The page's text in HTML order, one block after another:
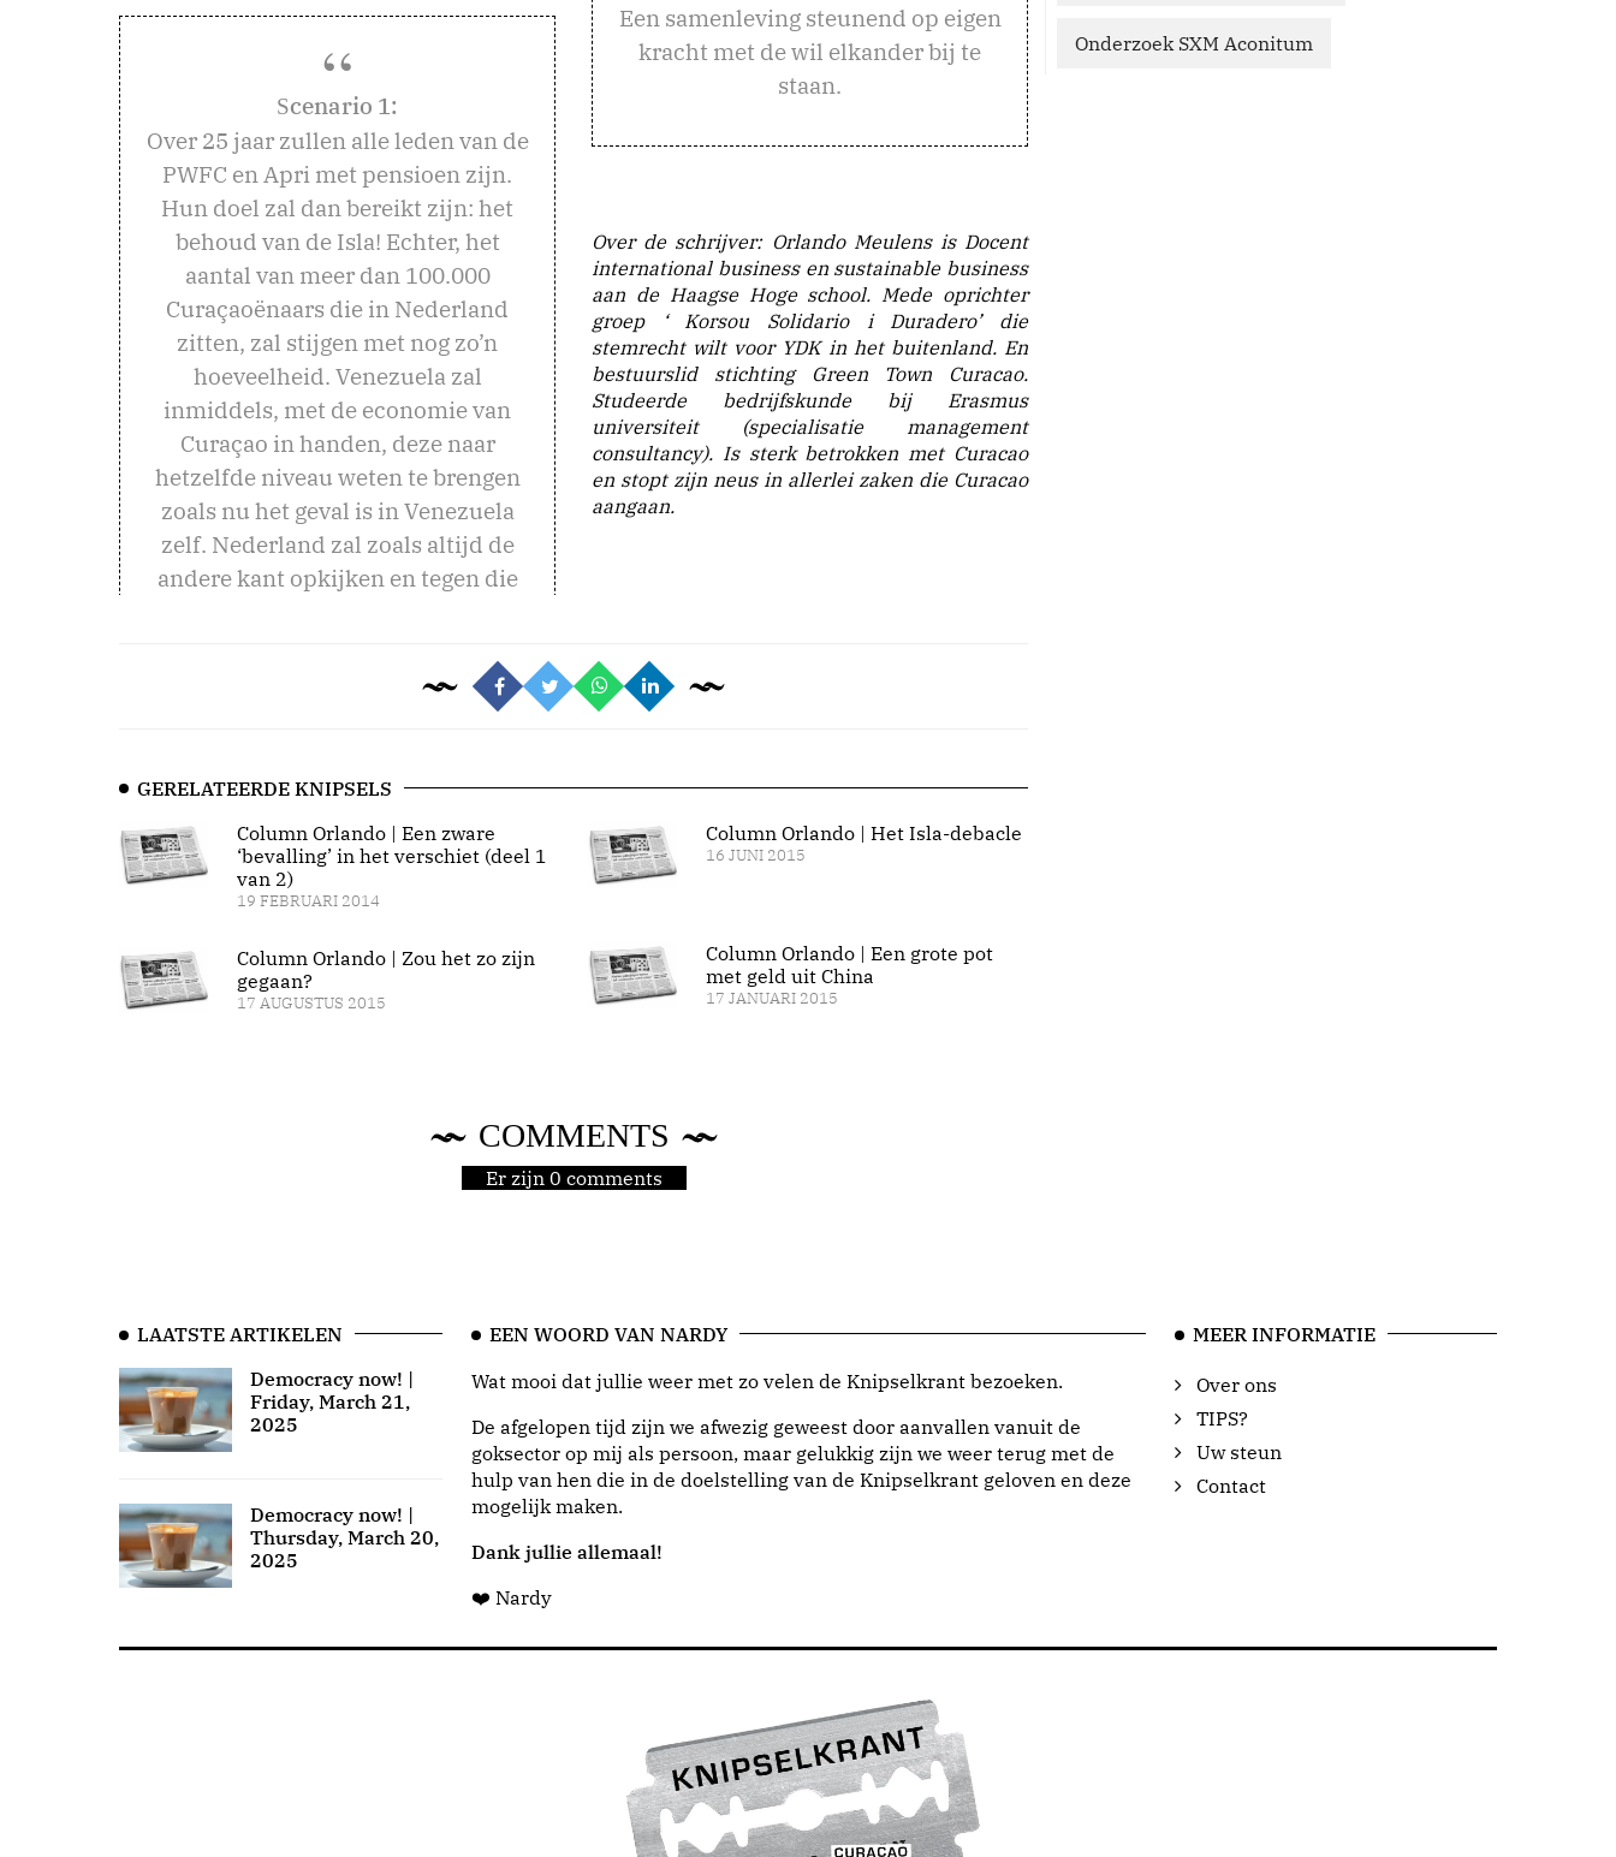
Scenario 1:
Over 25 jaar zullen alle leden van de
PWFC en Apri met pensioen zijn.
Hun doel zal dan bereikt zijn: het
behoud van de Isla! Echter, het
aantal van meer dan 100.000
Curaçaoënaars die in Nederland
zitten, zal stijgen met nog zo’n
hoeveelheid. Venezuela zal
inmiddels, met de economie van
Curaçao in handen, deze naar
hetzelfde niveau weten te brengen
zoals nu het geval is in Venezuela
zelf. Nederland zal zoals altijd de
andere kant opkijken en tegen die
Een samenleving steunend op eigen
kracht met de wil elkander bij te
staan.
Over de schrijver: Orlando Meulens is Docent
international business en sustainable business
aan de Haagse Hoge school. Mede oprichter
groep ‘ Korsou Solidario i Duradero’ die
stemrecht wilt voor YDK in het buitenland. En
bestuurslid stichting Green Town Curacao.
Studeerde bedrijfskunde bij Erasmus
universiteit (specialisatie management
consultancy). Is sterk betrokken met Curacao
en stopt zijn neus in allerlei zaken die Curacao
aangaan.
GERELATEERDE KNIPSELS
Column Orlando | Een zware
‘bevalling’ in het verschiet (deel 1
van 2)
19 FEBRUARI 2014
Column Orlando | Zou het zo zijn
gegaan?
17 AUGUSTUS 2015
Column Orlando | Het Isla-debacle
16 JUNI 2015
Column Orlando | Een grote pot
met geld uit China
17 JANUARI 2015
COMMENTS
Er zijn 0 comments
Onderzoek SXM Aconitum
LAATSTE ARTIKELEN
Democracy now! |
Friday, March 21,
2025
Democracy now! |
Thursday, March 20,
2025
EEN WOORD VAN NARDY
Wat mooi dat jullie weer met zo velen de Knipselkrant bezoeken.
De afgelopen tijd zijn we afwezig geweest door aanvallen vanuit de
goksector op mij als persoon, maar gelukkig zijn we weer terug met de
hulp van hen die in de doelstelling van de Knipselkrant geloven en deze
mogelijk maken.
Dank jullie allemaal!
❤️ Nardy
MEER INFORMATIE
Over ons
TIPS?
Uw steun
Contact